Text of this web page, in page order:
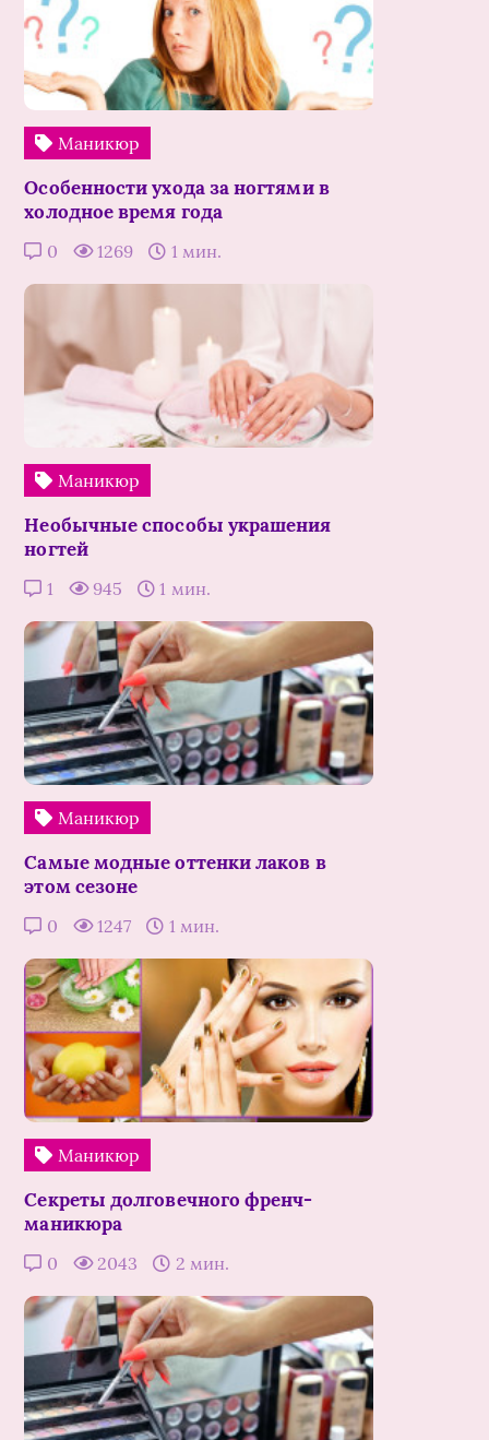
Маникюр
Особенности ухода за ногтями в
холодное время года
0 1269 1 мин.
Маникюр
Необычные способы украшения
ногтей
1 945 1 мин.
Маникюр
Самые модные оттенки лаков в
этом сезоне
0 1247 1 мин.
Маникюр
Секреты долговечного френч-
маникюра
0 2043 2 мин.